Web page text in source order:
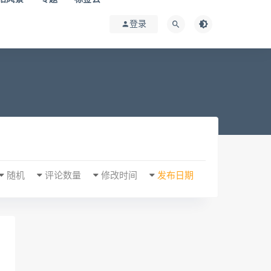
登录
发布日期
修改时间
评论数量
随机